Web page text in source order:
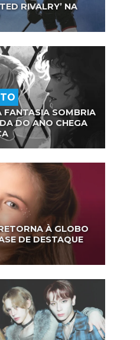
RIVALRY’ NA
FANTASIA SOMBRIA
DO ANO CHEGA
À GLOBO
DE DESTAQUE